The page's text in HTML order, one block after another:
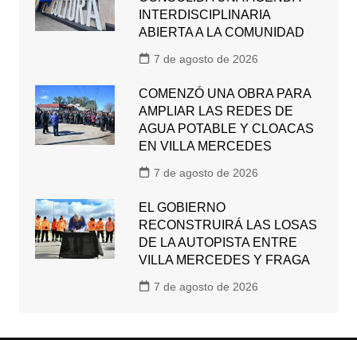
INTERDISCIPLINARIA
ABIERTA A LA COMUNIDAD
7 de agosto de 2026
COMENZÓ UNA OBRA PARA
AMPLIAR LAS REDES DE
AGUA POTABLE Y CLOACAS
EN VILLA MERCEDES
7 de agosto de 2026
EL GOBIERNO
RECONSTRUIRÁ LAS LOSAS
DE LA AUTOPISTA ENTRE
VILLA MERCEDES Y FRAGA
7 de agosto de 2026